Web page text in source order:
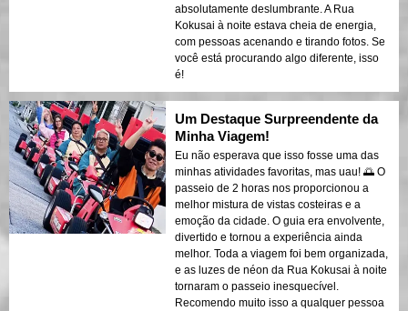
absolutamente deslumbrante. A Rua
Kokusai à noite estava cheia de energia,
com pessoas acenando e tirando fotos. Se
você está procurando algo diferente, isso
é!
Um Destaque Surpreendente da
Minha Viagem!
Eu não esperava que isso fosse uma das
minhas atividades favoritas, mas uau! 🌅 O
passeio de 2 horas nos proporcionou a
melhor mistura de vistas costeiras e a
emoção da cidade. O guia era envolvente,
divertido e tornou a experiência ainda
melhor. Toda a viagem foi bem organizada,
e as luzes de néon da Rua Kokusai à noite
tornaram o passeio inesquecível.
Recomendo muito isso a qualquer pessoa